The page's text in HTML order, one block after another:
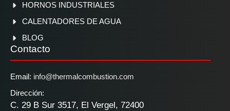
HORNOS INDUSTRIALES
CALENTADORES DE AGUA
BLOG
Contacto
Email: info@thermalcombustion.com
Dirección:
C. 29 B Sur 3517, El Vergel, 72400